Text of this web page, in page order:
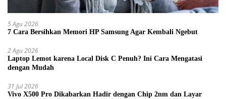
5 Agu 2026
7 Cara Bersihkan Memori HP Samsung Agar Kembali Ngebut
2 Agu 2026
Laptop Lemot karena Local Disk C Penuh? Ini Cara Mengatasi
dengan Mudah
31 Jul 2026
Vivo X500 Pro Dikabarkan Hadir dengan Chip 2nm dan Layar